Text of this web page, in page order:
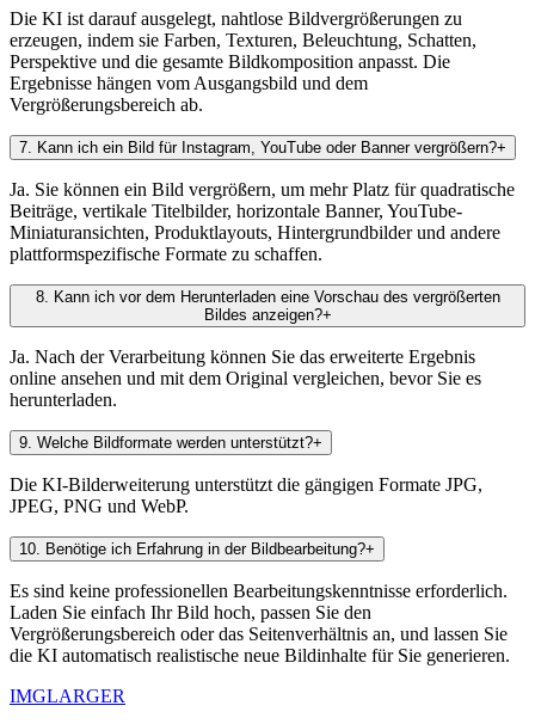
Die KI ist darauf ausgelegt, nahtlose Bildvergrößerungen zu
erzeugen, indem sie Farben, Texturen, Beleuchtung, Schatten,
Perspektive und die gesamte Bildkomposition anpasst. Die
Ergebnisse hängen vom Ausgangsbild und dem
Vergrößerungsbereich ab.
7 Kann ich ein Bild für Instagram, YouTube oder Banner vergrößern?+
Ja. Sie können ein Bild vergrößern, um mehr Platz für quadratische
Beiträge, vertikale Titelbilder, horizontale Banner, YouTube-
Miniaturansichten, Produktlayouts, Hintergrundbilder und andere
plattformspezifische Formate zu schaffen.
8. Kann ich vor dem Herunterladen eine Vorschau des vergrößerten
Bildes anzeigen?+
Ja. Nach der Verarbeitung können Sie das erweiterte Ergebnis
online ansehen und mit dem Original vergleichen, bevor Sie es
herunterladen.
9 Welche Bildformate werden unterstützt?+
Die KI-Bilderweiterung unterstützt die gängigen Formate JPG,
JPEG, PNG und WebP.
10 Benötige ich Erfahrung in der Bildbearbeitung?+
Es sind keine professionellen Bearbeitungskenntnisse erforderlich.
Laden Sie einfach Ihr Bild hoch, passen Sie den
Vergrößerungsbereich oder das Seitenverhältnis an, und lassen Sie
die KI automatisch realistische neue Bildinhalte für Sie generieren.
IMGLARGER